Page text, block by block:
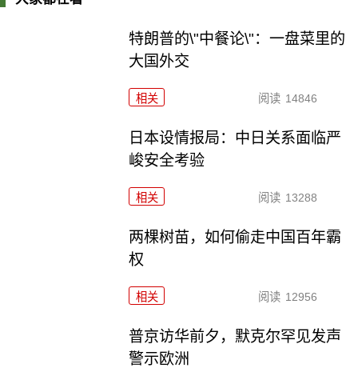
特朗普的\"中餐论\"：一盘菜里的
大国外交
相关 阅读 14846
日本设情报局：中日关系面临严
峻安全考验
相关 阅读 13288
两棵树苗，如何偷走中国百年霸
权
相关 阅读 12956
普京访华前夕，默克尔罕见发声
警示欧洲